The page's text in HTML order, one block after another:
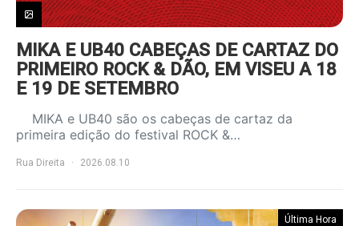
MIKA E UB40 CABEÇAS DE CARTAZ DO
PRIMEIRO ROCK & DÃO, EM VISEU A 18
E 19 DE SETEMBRO
MIKA e UB40 são os cabeças de cartaz da
primeira edição do festival ROCK &…
Rua Direita 2026.08.10
Última Hora